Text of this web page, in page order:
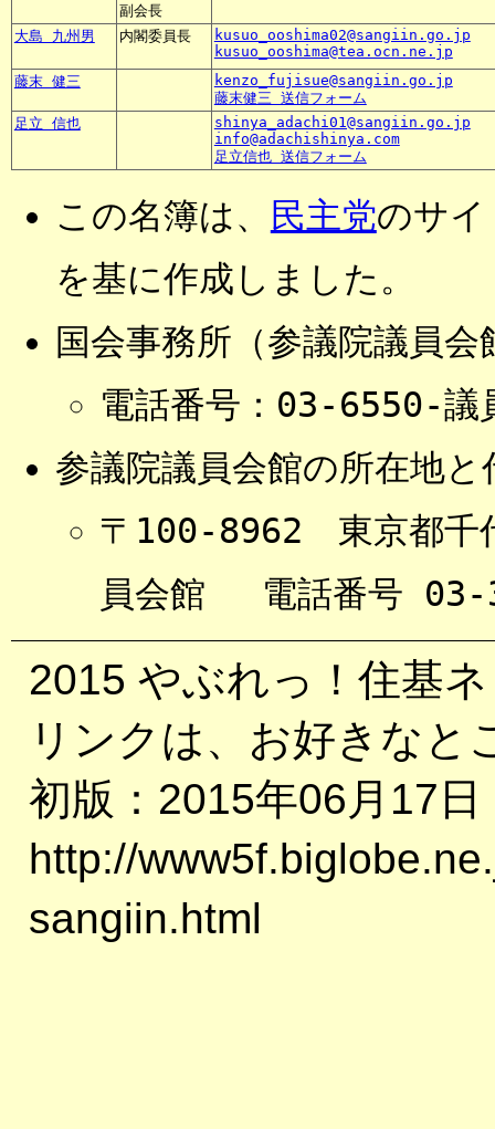
副会長
大島 九州男 内閣委員長
kusuo_ooshima02@sangiin.go.jp
kusuo_ooshima@tea.ocn.ne.jp
藤末 健三
kenzo_fujisue@sangiin.go.jp
藤末健三 送信フォーム
足立 信也
shinya_adachi01@sangiin.go.jp
info@adachishinya.com
足立信也 送信フォーム
この名簿は、 民主党のサ
を基に作成しました。
国会事務所（参議院議員
電話番号：03-6550-議
参議院議員会館の所在地
〒100-8962 東京都千
員会館 電話番号 03-
2015 やぶれっ！住基
リンクは、お好きなと
初版：2015年06月17日
http://
sangiin.html